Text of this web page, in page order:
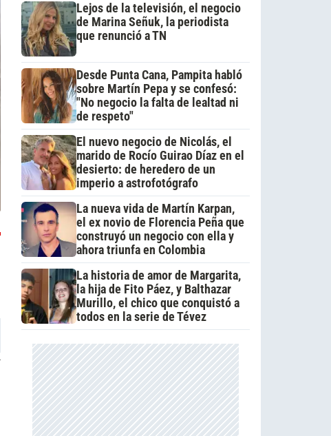
Lejos de la televisión, el negocio
de Marina Señuk, la periodista
que renunció a TN
Desde Punta Cana, Pampita habló
sobre Martín Pepa y se confesó:
"No negocio la falta de lealtad ni
de respeto"
El nuevo negocio de Nicolás, el
marido de Rocío Guirao Díaz en el
desierto: de heredero de un
imperio a astrofotógrafo
La nueva vida de Martín Karpan,
el ex novio de Florencia Peña que
construyó un negocio con ella y
ahora triunfa en Colombia
La historia de amor de Margarita,
la hija de Fito Páez, y Balthazar
Murillo, el chico que conquistó a
todos en la serie de Tévez